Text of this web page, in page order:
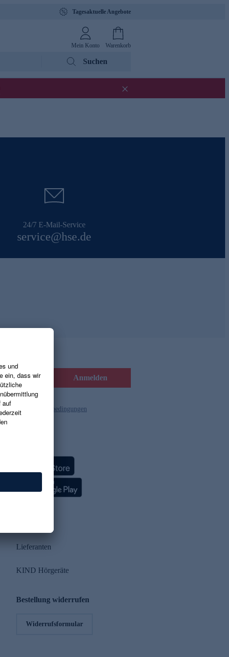
Tagesaktuelle Angebote
Mein Konto Warenkorb
Suchen
24/7 E-Mail-Service
service@hse.de
Anmelden
und die Gutscheinbedingungen
Lieferanten
KIND Hörgeräte
Bestellung widerrufen
Widerrufsformular